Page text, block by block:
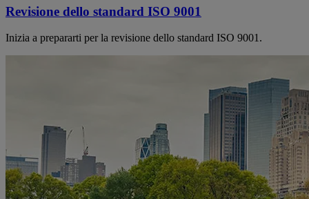
Revisione dello standard ISO 9001
Inizia a prepararti per la revisione dello standard ISO 9001.